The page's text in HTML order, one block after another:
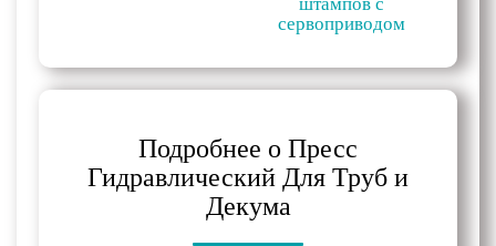
сервоприводом
Подробнее о Пресс
Гидравлический Для Труб и
Декума